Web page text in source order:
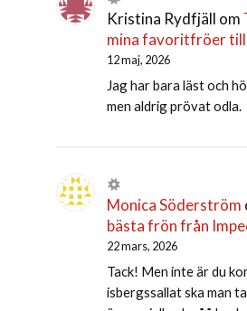
Kristina Rydfjäll om
mina favoritfröer till
12 maj, 2026
Jag har bara läst och
men aldrig prövat odla.
Monica Söderström
bästa frön från
22 mars, 2026
Tack! Men inte är du
isbergssallat ska man